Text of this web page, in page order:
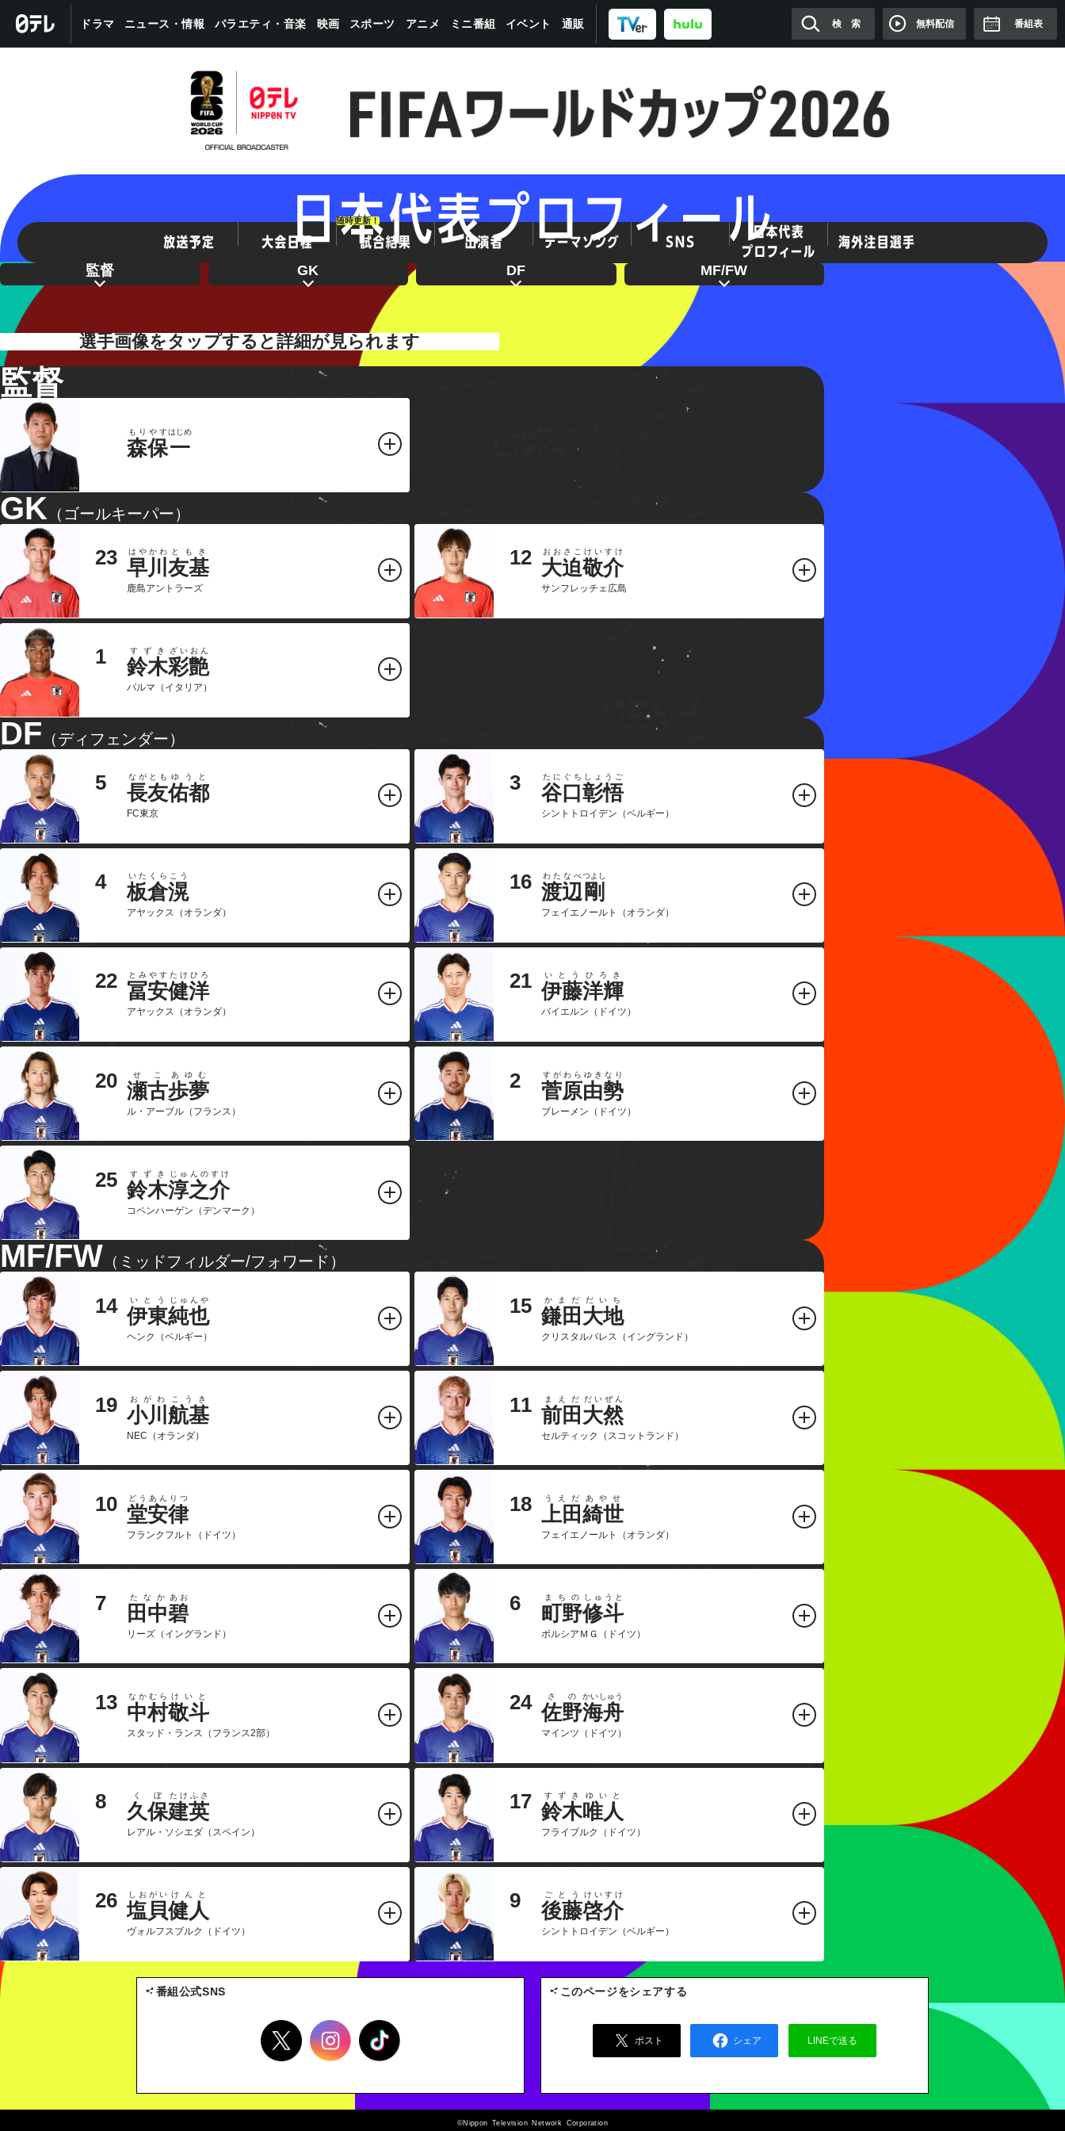
ドラマ ニュース・情報 バラエティ・音楽 映画 スポーツ アニメ ミニ番組 イベント 通販 検 索 無料配信 番組表
随時更新！
監督 GK DF MF/FW
選手画像をタップすると詳細が見られます
監督
森保
もりやす
一
はじめ
GK （ゴールキーパー）
23 早川
はやかわ
友基
ともき
鹿島アントラーズ
12 大迫
おおさこ
敬介
けいすけ
サンフレッチェ広島
1 鈴木
すずき
彩艶
ざいおん
パルマ（イタリア）
DF （ディフェンダー）
5 長友
ながとも
佑都
ゆうと
FC東京
3 谷口
たにぐち
彰悟
しょうご
シントトロイデン（ベルギー）
4 板倉
いたくら
滉
こう
アヤックス（オランダ）
16 渡辺
わたなべ
剛
つよし
フェイエノールト（オランダ）
22 冨安
とみやす
健洋
たけひろ
アヤックス（オランダ）
21 伊藤
いとう
洋輝
ひろき
バイエルン（ドイツ）
20 瀬古
せこ
歩夢
あゆむ
ル・アーブル（フランス）
2 菅原
すがわら
由勢
ゆきなり
ブレーメン（ドイツ）
25 鈴木
すずき
淳之介
じゅんのすけ
コペンハーゲン（デンマーク）
MF/FW （ミッドフィルダー/フォワード）
14 伊東
いとう
純也
じゅんや
ヘンク（ベルギー）
15 鎌田
かまだ
大地
だいち
クリスタルパレス（イングランド）
19 小川
おがわ
航基
こうき
NEC（オランダ）
11 前田
まえだ
大然
だいぜん
セルティック（スコットランド）
10 堂安
どうあん
律
りつ
フランクフルト（ドイツ）
18 上田
うえだ
綺世
あやせ
フェイエノールト（オランダ）
7 田中
たなか
碧
あお
リーズ（イングランド）
6 町野
まちの
修斗
しゅうと
ボルシアＭＧ（ドイツ）
13 中村
なかむら
敬斗
けいと
スタッド・ランス（フランス2部）
24 佐野
さの
海舟
かいしゅう
マインツ（ドイツ）
8 久保
くぼ
建英
たけふさ
レアル・ソシエダ（スペイン）
17 鈴木
すずき
唯人
ゆいと
フライブルク（ドイツ）
26 塩貝
しおがい
健人
けんと
ヴォルフスブルク（ドイツ）
9 後藤
ごとう
啓介
けいすけ
シントトロイデン（ベルギー）
番組公式SNS このページをシェアする
ポスト シェア LINEで送る
©Nippon Television Network Corporation